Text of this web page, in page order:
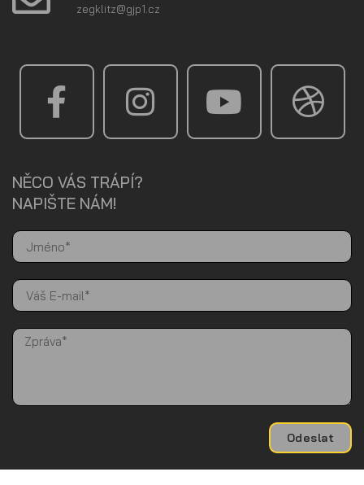
zegklitz@gjp1.cz
NĚCO VÁS TRÁPÍ?
NAPIŠTE NÁM!
Odeslat